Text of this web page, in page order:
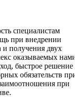
специалистам
при внедрении
получения двух
оказываемых
быстрое решение
обязательств
при